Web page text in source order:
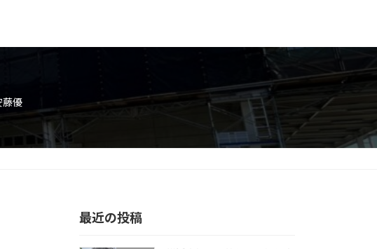
藤優
最近の投稿